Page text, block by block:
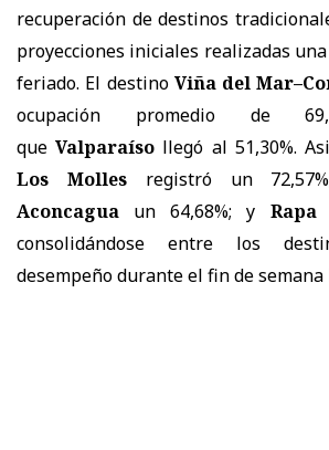
recuperación de destinos
proyecciones iniciales realizadas
feriado. El destino Viña del
ocupación promedio de
que Valparaíso llegó al 51,30%.
Los Molles
registró un
Aconcagua
un 64,68%; y Rapa
consolidándose entre los
desempeño durante el fin de semana